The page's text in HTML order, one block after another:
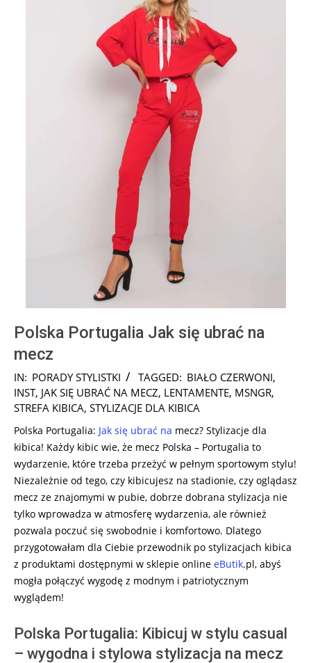
Polska Portugalia Jak się ubrać na
mecz
2024-
11-
14
IN: PORADY STYLISTKI TAGGED: BIAŁO CZERWONI,
INST, JAK SIĘ UBRAĆ NA MECZ, LENTAMENTE, MSNGR,
STREFA KIBICA, STYLIZACJE DLA KIBICA
Polska Portugalia: Jak się ubrać na mecz? Stylizacje dla
kibica! Każdy kibic wie, że mecz Polska – Portugalia to
wydarzenie, które trzeba przeżyć w pełnym sportowym stylu!
Niezależnie od tego, czy kibicujesz na stadionie, czy oglądasz
mecz ze znajomymi w pubie, dobrze dobrana stylizacja nie
tylko wprowadza w atmosferę wydarzenia, ale również
pozwala poczuć się swobodnie i komfortowo. Dlatego
przygotowałam dla Ciebie przewodnik po stylizacjach kibica
z produktami dostępnymi w sklepie online eButik.pl, abyś
mogła połączyć wygodę z modnym i patriotycznym
wyglądem!
Polska Portugalia: Kibicuj w stylu casual
– wygodna i stylowa stylizacja na mecz